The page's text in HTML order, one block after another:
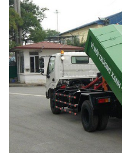
THÔNG SỐ CƠ BẢN
WU342